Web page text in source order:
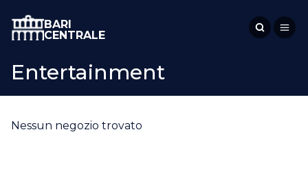
BARI
CENTRALE
Entertainment
Nessun negozio trovato